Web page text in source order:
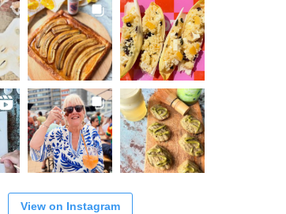
View on Instagram